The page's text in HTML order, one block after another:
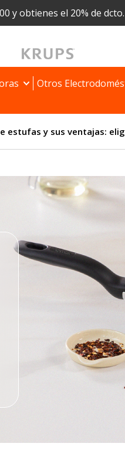
y obtienes el 20% de dcto.
Otros
estufas y sus ventajas: